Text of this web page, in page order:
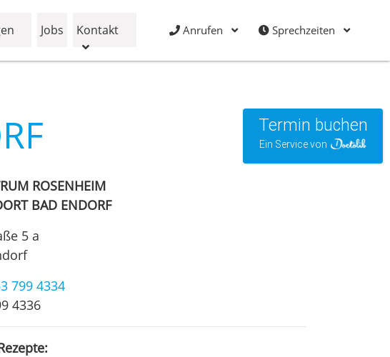
Jobs Kontakt Anrufen Sprechzeiten
ROSENHEIM
BAD ENDORF
5 a
799 4334
4336
Termin buchen
Ein Service von